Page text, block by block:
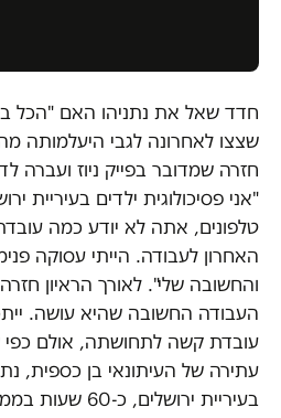
חדד שאל את נתניהו האם "הכל
שצצו לאחרונה לגבי היעלמותה
חזרה שמדובר בפייק ניוז ועברה
"אני פסיכולוגית ילדים בעיריית
טלפונים, אתה לא יודע כמה
האחרון לעבודה. הייתי עסוקה
והחשובה שלי". לאורך הראיון
העבודה החשובה שהיא עושה.
עתירה של העיתונאי בן כספית,
בעיריית